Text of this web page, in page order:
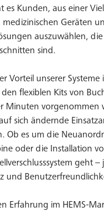
es Kunden, aus einer
medizinischen Geräten
auszuwählen,
sind.
Vorteil unserer
flexiblen Kits von
Minuten vorgenommen
sich ändernde
Ob es um die
oder die Installation
geht
und
Erfahrung im HEMS-